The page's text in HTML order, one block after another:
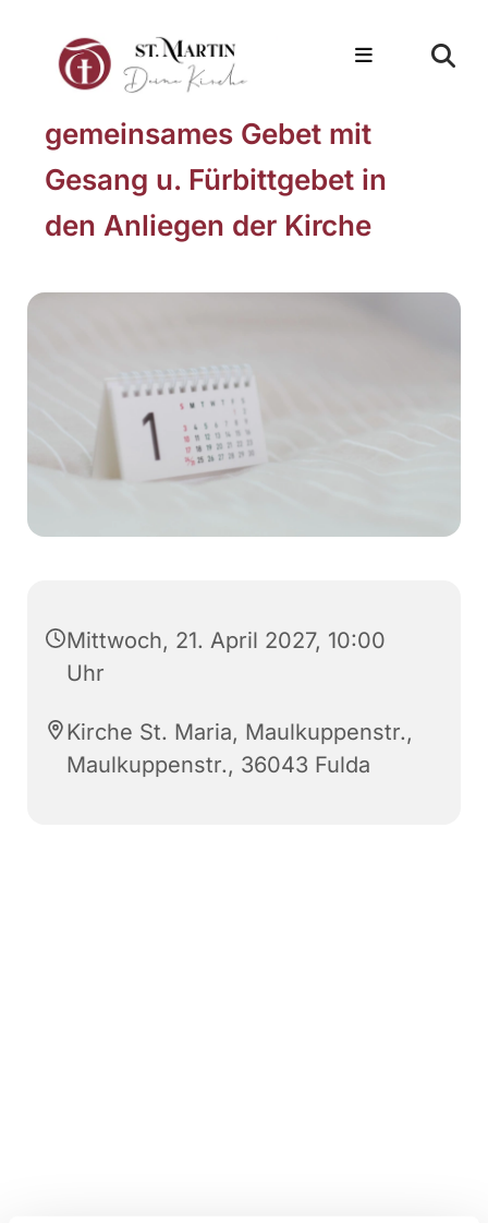
gemeinsames Gebet mit
Gesang u. Fürbittgebet in
den Anliegen der Kirche
Mittwoch, 21. April 2027, 10:00
Uhr
Kirche St. Maria, Maulkuppenstr.,
Maulkuppenstr., 36043 Fulda